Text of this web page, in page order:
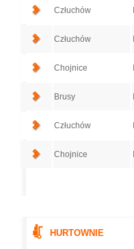
Człuchów
Człuchów
Chojnice
Brusy
Człuchów
Chojnice
HURTOWNIE